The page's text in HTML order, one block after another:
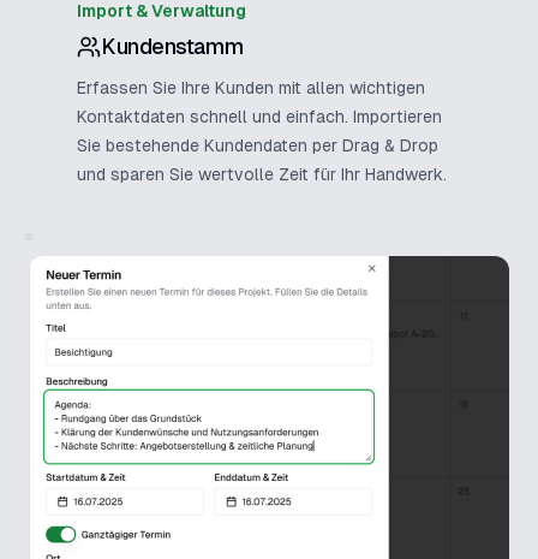
Import & Verwaltung
Kundenstamm
Erfassen Sie Ihre Kunden mit allen wichtigen
Kontaktdaten schnell und einfach. Importieren
Sie bestehende Kundendaten per Drag & Drop
und sparen Sie wertvolle Zeit für Ihr Handwerk.